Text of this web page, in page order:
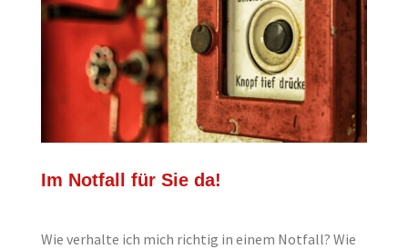
Im Notfall für Sie da!
Wie verhalte ich mich richtig in einem Notfall? Wie